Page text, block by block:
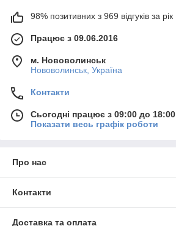
98% позитивних з 969 відгуків за рік
Працює з 09.06.2016
м. Нововолинськ
Нововолинськ, Україна
Контакти
Сьогодні працює з 09:00 до 18:00
Показати весь графік роботи
Про нас
Контакти
Доставка та оплата